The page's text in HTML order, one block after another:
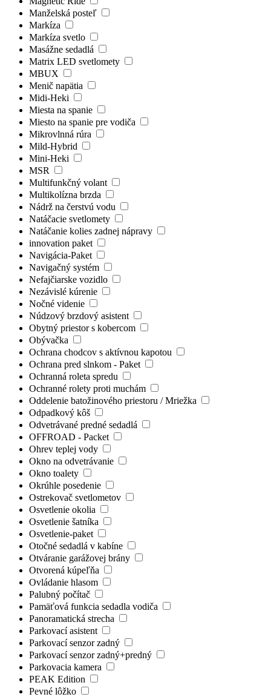
Manželská posteľ
Markíza
Markíza svetlo
Masážne sedadlá
Matrix LED svetlomety
MBUX
Menič napätia
Midi-Heki
Miesta na spanie
Miesto na spanie pre vodiča
Mikrovlnná rúra
Mild-Hybrid
Mini-Heki
MSR
Multifunkčný volant
Multikolízna brzda
Nádrž na čerstvú vodu
Natáčacie svetlomety
Natáčanie kolies zadnej nápravy
innovation paket
Navigácia-Paket
Navigačný systém
Nefajčiarske vozidlo
Nezávislé kúrenie
Nočné videnie
Núdzový brzdový asistent
Obytný priestor s kobercom
Obývačka
Ochrana chodcov s aktívnou kapotou
Ochrana pred slnkom - Paket
Ochranná roleta spredu
Ochranné rolety proti muchám
Oddelenie batožinového priestoru / Mriežka
Odpadkový kôš
Odvetrávané predné sedadlá
OFFROAD - Packet
Ohrev teplej vody
Okno na odvetrávanie
Okno toalety
Okrúhle posedenie
Ostrekovač svetlometov
Osvetlenie okolia
Osvetlenie šatníka
Osvetlenie-paket
Otočné sedadlá v kabíne
Otváranie garážovej brány
Otvorená kúpeľňa
Ovládanie hlasom
Palubný počítač
Pamäťová funkcia sedadla vodiča
Panoramatická strecha
Parkovací asistent
Parkovací senzor zadný
Parkovací senzor zadný+predný
Parkovacia kamera
PEAK Edition
Pevné lôžko